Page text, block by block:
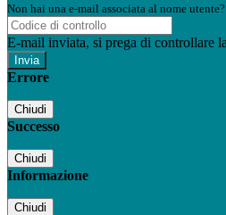
Non hai una e-mail associata al nome
E-mail inviata, si prega di controllare
Errore
Chiudi
Successo
Chiudi
Informazione
Chiudi